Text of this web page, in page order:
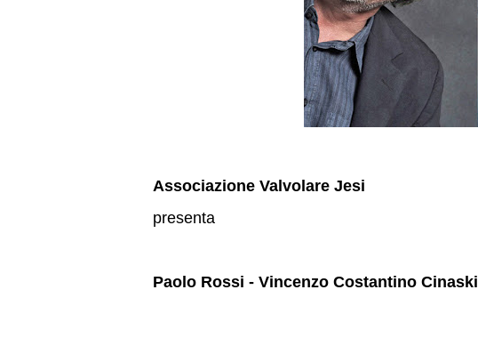
Associazione Valvolare Jesi
presenta
Paolo Rossi - Vincenzo Costantino Cinaski